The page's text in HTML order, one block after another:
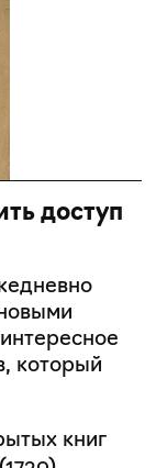
доступ
который
книг